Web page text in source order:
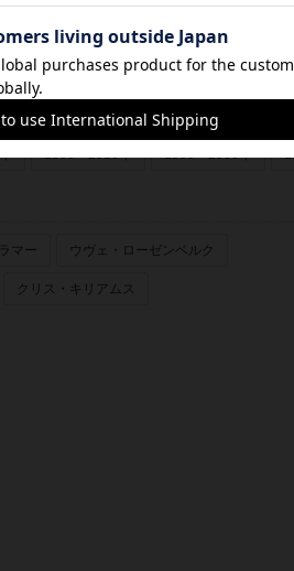
ゲームマーケット大賞
マー ウヴェ・ローゼンベルク
クリス・キリアムス